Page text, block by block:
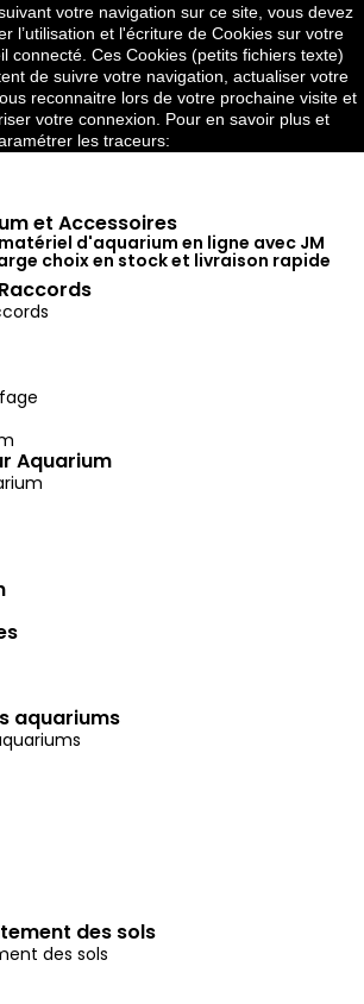
votre navigation sur ce site, vous devez
l’utilisation et l'écriture de Cookies sur votre
connecté. Ces Cookies (petits fichiers texte)
de suivre votre navigation, actualiser votre
reconnaitre lors de votre prochaine visite et
votre connexion. Pour en savoir plus et
les traceurs:
95 10
 
et Accessoires
d'aquarium en ligne avec JM
choix en stock et livraison rapide
Aquarium
aquariums
des sols
des sols